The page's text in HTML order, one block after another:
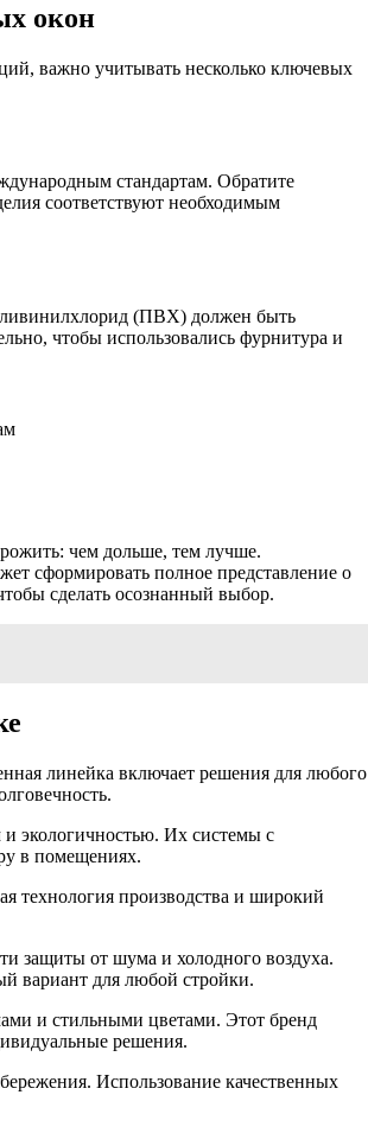
окон
важно учитывать несколько ключевых
стандартам. Обратите
соответствуют необходимым
(ПВХ) должен быть
чтобы использовались фурнитура и
чем дольше, тем лучше.
сформировать полное представление о
сделать осознанный выбор.
линейка включает решения для любого
и экологичностью. Их системы с
в помещениях.
технология производства и широкий
защиты от шума и холодного воздуха.
вариант для любой стройки.
и стильными цветами. Этот бренд
решения.
Использование качественных